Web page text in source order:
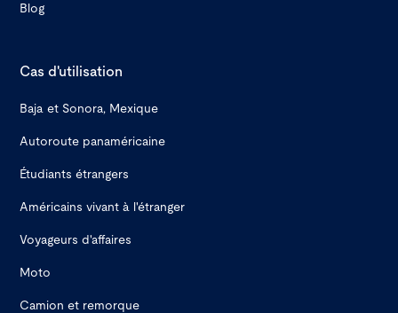
Blog
Cas d'utilisation
Baja et Sonora, Mexique
Autoroute panaméricaine
Étudiants étrangers
Américains vivant à l'étranger
Voyageurs d'affaires
Moto
Camion et remorque